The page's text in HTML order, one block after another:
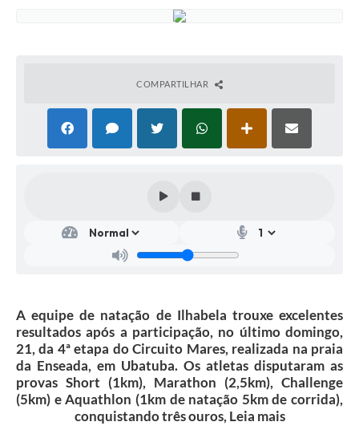
COMPARTILHAR
A equipe de natação de Ilhabela trouxe excelentes
resultados após a participação, no último domingo,
21, da 4ª etapa do Circuito Mares, realizada na praia
da Enseada, em Ubatuba. Os atletas disputaram as
provas Short (1km), Marathon (2,5km), Challenge
(5km) e Aquathlon (1km de natação 5km de corrida),
conquistando três ouros, Leia mais